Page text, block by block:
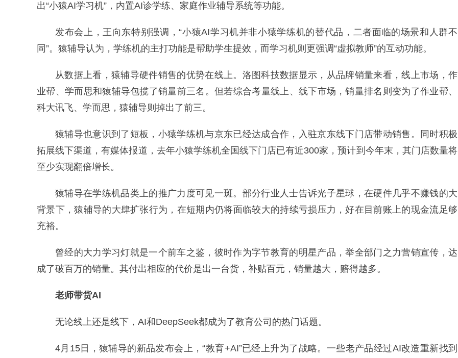
出“小猿AI学习机”，内置AI诊学练、家庭作业辅导系统等功能。
发布会上，王向东特别强调，“小猿AI学习机并非小猿学练机的替代品，二者面临的场景和人群不
同”。猿辅导认为，学练机的主打功能是帮助学生提效，而学习机则更强调“虚拟教师”的互动功能。
从数据上看，猿辅导硬件销售的优势在线上。洛图科技数据显示，从品牌销量来看，线上市场，作
业帮、学而思和猿辅导包揽了销量前三名。但若综合考量线上、线下市场，销量排名则变为了作业帮、
科大讯飞、学而思，猿辅导则掉出了前三。
猿辅导也意识到了短板，小猿学练机与京东已经达成合作，入驻京东线下门店带动销售。同时积极
拓展线下渠道，有媒体报道，去年小猿学练机全国线下门店已有近300家，预计到今年末，其门店数量将
至少实现翻倍增长。
猿辅导在学练机品类上的推广力度可见一斑。部分行业人士告诉光子星球，在硬件几乎不赚钱的大
背景下，猿辅导的大肆扩张行为，在短期内仍将面临较大的持续亏损压力，好在目前账上的现金流足够
充裕。
曾经的大力学习灯就是一个前车之鉴，彼时作为字节教育的明星产品，举全部门之力营销宣传，达
成了破百万的销量。其付出相应的代价是出一台货，补贴百元，销量越大，赔得越多。
老师带货AI
无论线上还是线下，AI和DeepSeek都成为了教育公司的热门话题。
4月15日，猿辅导的新品发布会上，“教育+AI”已经上升为了战略。一些老产品经过AI改造重新找到